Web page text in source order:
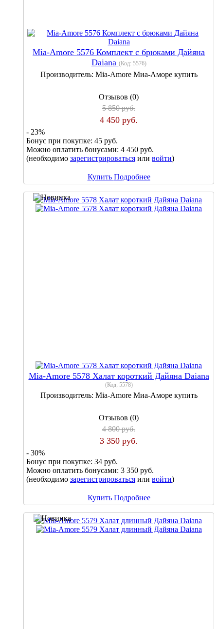
Mia-Amore 5576 Комплект с брюками Дайяна
Daiana (Код: 5576)
Производитель: Mia-Amore Миа-Аморе купить
Отзывов (0)
5 850 руб.
4 450 руб.
- 23%
Бонус при покупке: 45 руб.
Можно оплатить бонусами: 4 450 руб.
(необходимо зарегистрироваться или войти)
Купить Подробнее
Mia-Amore 5578 Халат короткий Дайяна Daiana
(Код: 5578)
Производитель: Mia-Amore Миа-Аморе купить
Отзывов (0)
4 800 руб.
3 350 руб.
- 30%
Бонус при покупке: 34 руб.
Можно оплатить бонусами: 3 350 руб.
(необходимо зарегистрироваться или войти)
Купить Подробнее